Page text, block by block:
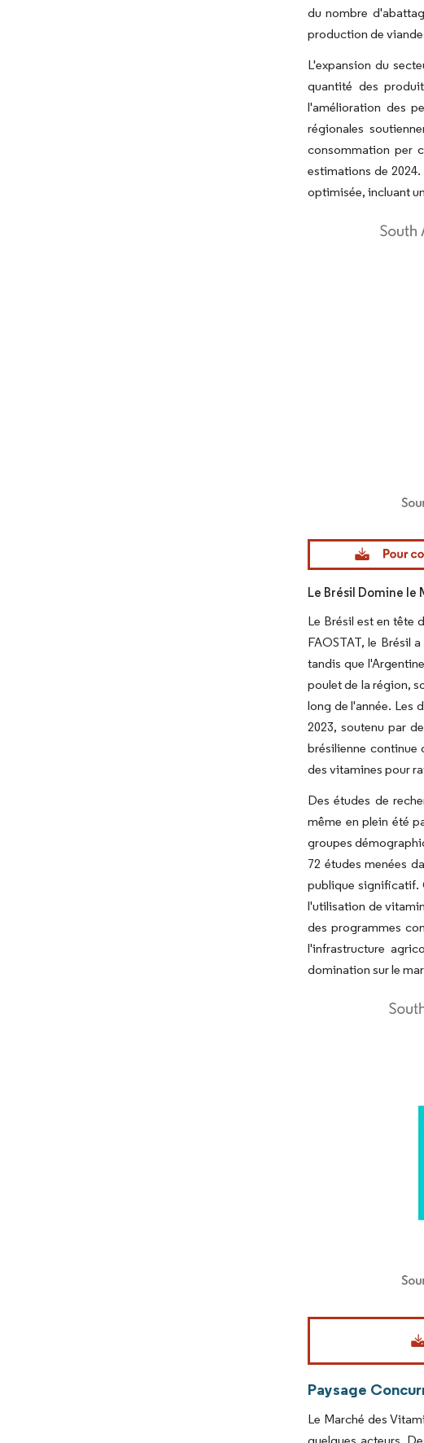
du nombre
production de viande
L'expansion du
quantité des
l'amélioration des
régionales
consommation per
estimations de
optimisée, incluant
Image © Mordor
Le Brésil Domine le
Le Brésil est en tête
FAOSTAT, le Brésil
tandis que
poulet de la région,
long de l'année. Les
2023, soutenu par
brésilienne continue
des vitamines pour
Des études de
même en plein été
groupes
72 études menées
publique significatif.
l'utilisation de
des programmes
l'infrastructure
domination sur le
Image © Mordor
Paysage
Le Marché des